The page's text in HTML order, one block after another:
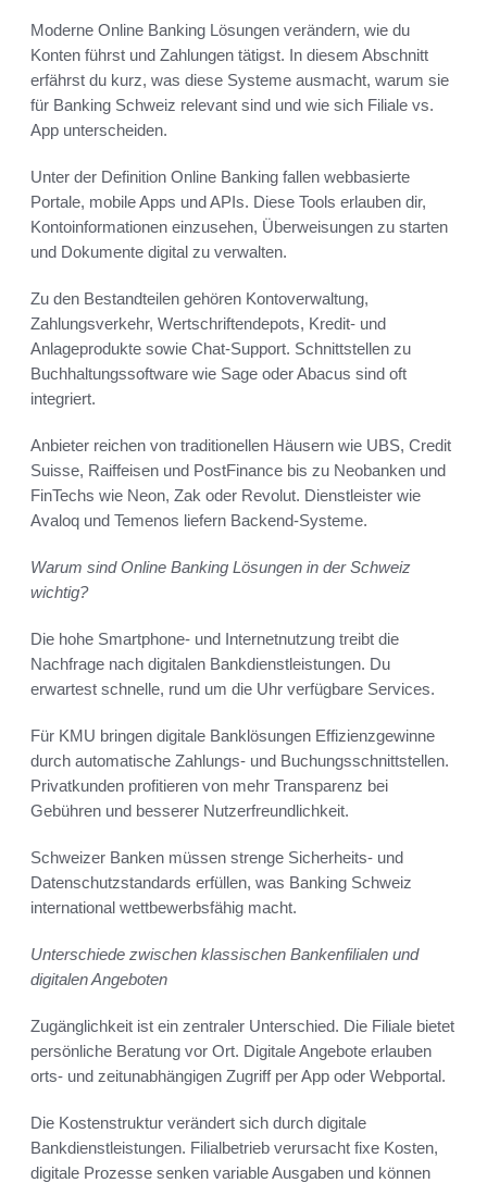
Moderne Online Banking Lösungen verändern, wie du
Konten führst und Zahlungen tätigst. In diesem Abschnitt
erfährst du kurz, was diese Systeme ausmacht, warum sie
für Banking Schweiz relevant sind und wie sich Filiale vs.
App unterscheiden.
Unter der Definition Online Banking fallen webbasierte
Portale, mobile Apps und APIs. Diese Tools erlauben dir,
Kontoinformationen einzusehen, Überweisungen zu starten
und Dokumente digital zu verwalten.
Zu den Bestandteilen gehören Kontoverwaltung,
Zahlungsverkehr, Wertschriftendepots, Kredit- und
Anlageprodukte sowie Chat-Support. Schnittstellen zu
Buchhaltungssoftware wie Sage oder Abacus sind oft
integriert.
Anbieter reichen von traditionellen Häusern wie UBS, Credit
Suisse, Raiffeisen und PostFinance bis zu Neobanken und
FinTechs wie Neon, Zak oder Revolut. Dienstleister wie
Avaloq und Temenos liefern Backend-Systeme.
Warum sind Online Banking Lösungen in der Schweiz
wichtig?
Die hohe Smartphone- und Internetnutzung treibt die
Nachfrage nach digitalen Bankdienstleistungen. Du
erwartest schnelle, rund um die Uhr verfügbare Services.
Für KMU bringen digitale Banklösungen Effizienzgewinne
durch automatische Zahlungs- und Buchungsschnittstellen.
Privatkunden profitieren von mehr Transparenz bei
Gebühren und besserer Nutzerfreundlichkeit.
Schweizer Banken müssen strenge Sicherheits- und
Datenschutzstandards erfüllen, was Banking Schweiz
international wettbewerbsfähig macht.
Unterschiede zwischen klassischen Bankenfilialen und
digitalen Angeboten
Zugänglichkeit ist ein zentraler Unterschied. Die Filiale bietet
persönliche Beratung vor Ort. Digitale Angebote erlauben
orts- und zeitunabhängigen Zugriff per App oder Webportal.
Die Kostenstruktur verändert sich durch digitale
Bankdienstleistungen. Filialbetrieb verursacht fixe Kosten,
digitale Prozesse senken variable Ausgaben und können